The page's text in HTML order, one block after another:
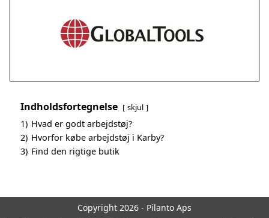
Indholdsfortegnelse skjul
1) Hvad er godt arbejdstøj?
2) Hvorfor købe arbejdstøj i Karby?
3) Find den rigtige butik
Copyright 2026 - Pilanto Aps